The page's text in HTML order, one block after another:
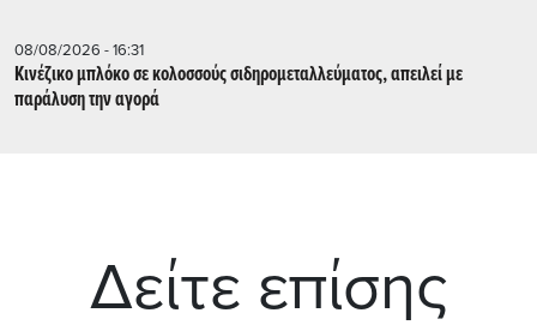
08/08/2026 - 16:31
Κινέζικο μπλόκο σε κολοσσούς σιδηρομεταλλεύματος, απειλεί με
παράλυση την αγορά
Δείτε επίσης